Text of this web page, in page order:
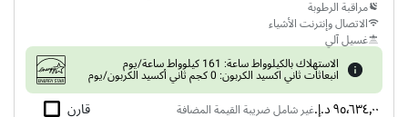
مراقبة الرطوبة
الاتصال وإنترنت الأشياء
غسيل آلي
الاستهلاك بالكيلوواط ساعة: 161 كيلوواط ساعة/يوم
انبعاثات ثاني اكسيد الكربون: 0 كجم ثاني أكسيد الكربون/يوم
٩٥٬٦٣٤٫٠٠ د.إ.‏ غير شامل ضريبة القيمة المضافة قارن